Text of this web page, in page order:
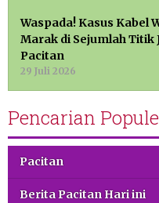
Waspada! Kasus Kabel
Marak di Sejumlah Titik
Pacitan
29 Juli 2026
Pencarian
Pacitan
Berita Pacitan Hari ini